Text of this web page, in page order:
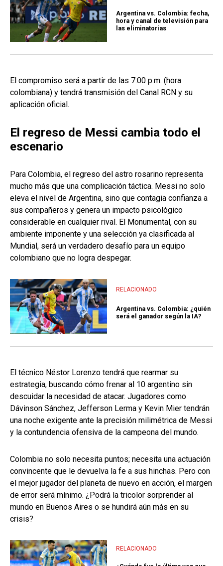
Argentina vs. Colombia: fecha,
hora y canal de televisión para
las eliminatorias
El compromiso será a partir de las 7:00 p.m. (hora
colombiana) y tendrá transmisión del Canal RCN y su
aplicación oficial.
El regreso de Messi cambia todo el
escenario
Para Colombia, el regreso del astro rosarino representa
mucho más que una complicación táctica. Messi no solo
eleva el nivel de Argentina, sino que contagia confianza a
sus compañeros y genera un impacto psicológico
considerable en cualquier rival. El Monumental, con su
ambiente imponente y una selección ya clasificada al
Mundial, será un verdadero desafío para un equipo
colombiano que no logra despegar.
RELACIONADO
Argentina vs. Colombia: ¿quién
será el ganador según la IA?
El técnico Néstor Lorenzo tendrá que rearmar su
estrategia, buscando cómo frenar al 10 argentino sin
descuidar la necesidad de atacar. Jugadores como
Dávinson Sánchez, Jefferson Lerma y Kevin Mier tendrán
una noche exigente ante la precisión milimétrica de Messi
y la contundencia ofensiva de la campeona del mundo.
Colombia no solo necesita puntos; necesita una actuación
convincente que le devuelva la fe a sus hinchas. Pero con
el mejor jugador del planeta de nuevo en acción, el margen
de error será mínimo. ¿Podrá la tricolor sorprender al
mundo en Buenos Aires o se hundirá aún más en su
crisis?
RELACIONADO